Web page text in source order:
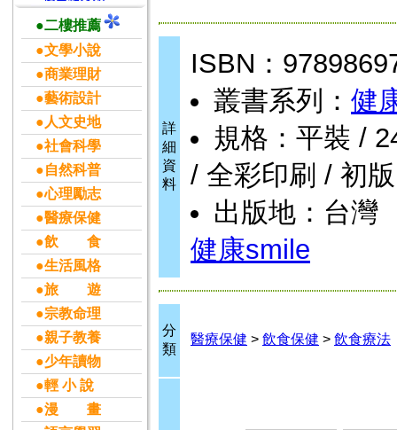
●二樓推薦
●文學小說
●商業理財
●藝術設計
●人文史地
●社會科學
●自然科普
●心理勵志
●醫療保健
●飲 食
●生活風格
●旅 遊
●宗教命理
●親子教養
●少年讀物
●輕 小 說
●漫 畫
詳
細
資
料
ISBN：
叢書系列： 健
規格：平裝 /
/ 全彩印刷 / 初版
出版地：台灣
健康smile
分
類
醫療保健 > 飲食保健 > 飲食療法